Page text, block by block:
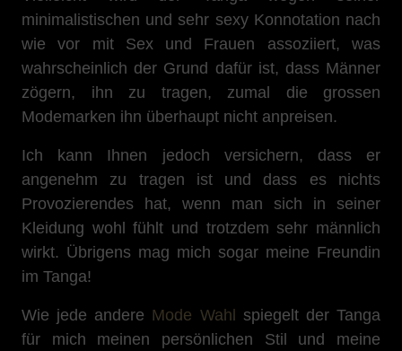
minimalistischen und sehr sexy Konnotation nach
wie vor mit Sex und Frauen assoziiert, was
wahrscheinlich der Grund dafür ist, dass Männer
zögern, ihn zu tragen, zumal die grossen
Modemarken ihn überhaupt nicht anpreisen.
Ich kann Ihnen jedoch versichern, dass er
angenehm zu tragen ist und dass es nichts
Provozierendes hat, wenn man sich in seiner
Kleidung wohl fühlt und trotzdem sehr männlich
wirkt. Übrigens mag mich sogar meine Freundin
im Tanga!
Wie jede andere Mode Wahl spiegelt der Tanga
für mich meinen persönlichen Stil und meine